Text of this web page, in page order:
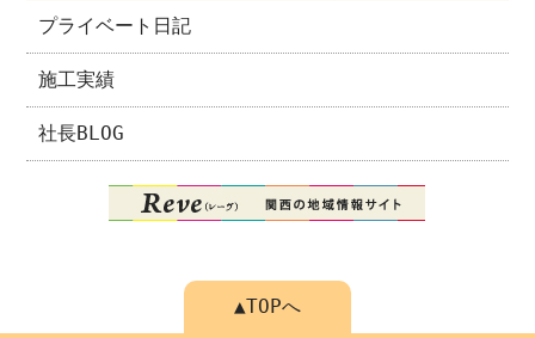
プライベート日記
施工実績
社長BLOG
▲TOPへ